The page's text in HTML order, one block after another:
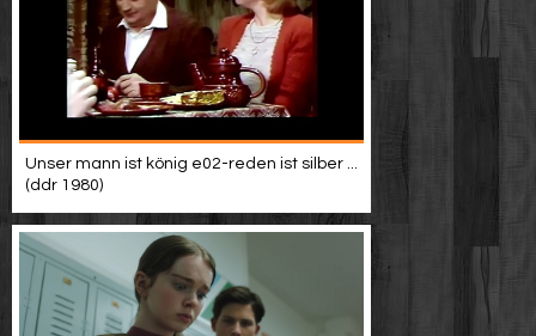
Unser mann ist könig e02-reden ist silber ...
(ddr 1980)